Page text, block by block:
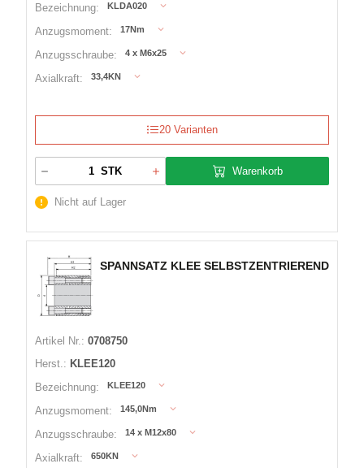
Bezeichnung:
KLDA020
Anzugsmoment: 17Nm
Anzugsschraube: 4 x M6x25
Axialkraft: 33,4KN
20 Varianten
STK Warenkorb
Nicht auf Lager
SPANNSATZ KLEE SELBSTZENTRIEREND
Artikel Nr.: 0708750
Herst.: KLEE120
Bezeichnung:
KLEE120
Anzugsmoment: 145,0Nm
Anzugsschraube: 14 x M12x80
Axialkraft: 650KN